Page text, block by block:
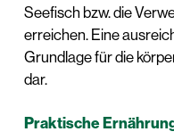
Seefisch bzw. die
erreichen. Eine
Grundlage für die
dar.
Praktische